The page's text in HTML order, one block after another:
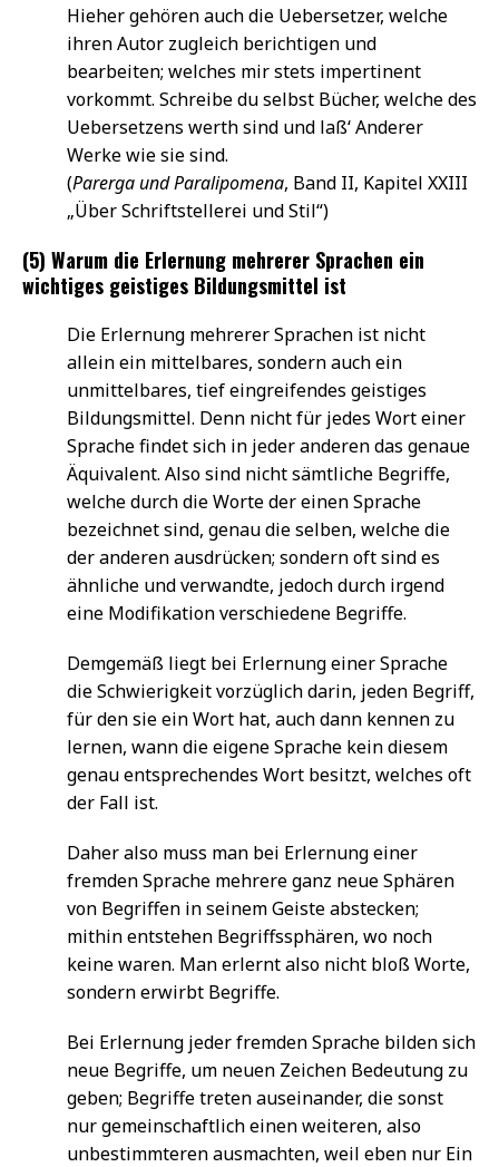
Hieher gehören auch die Uebersetzer, welche
ihren Autor zugleich berichtigen und
bearbeiten; welches mir stets impertinent
vorkommt. Schreibe du selbst Bücher, welche des
Uebersetzens werth sind und laß‘ Anderer
Werke wie sie sind.
(Parerga und Paralipomena, Band II, Kapitel XXIII
„Über Schriftstellerei und Stil“)
(5) Warum die Erlernung mehrerer Sprachen ein
wichtiges geistiges Bildungsmittel ist
Die Erlernung mehrerer Sprachen ist nicht
allein ein mittelbares, sondern auch ein
unmittelbares, tief eingreifendes geistiges
Bildungsmittel. Denn nicht für jedes Wort einer
Sprache findet sich in jeder anderen das genaue
Äquivalent. Also sind nicht sämtliche Begriffe,
welche durch die Worte der einen Sprache
bezeichnet sind, genau die selben, welche die
der anderen ausdrücken; sondern oft sind es
ähnliche und verwandte, jedoch durch irgend
eine Modifikation verschiedene Begriffe.
Demgemäß liegt bei Erlernung einer Sprache
die Schwierigkeit vorzüglich darin, jeden Begriff,
für den sie ein Wort hat, auch dann kennen zu
lernen, wann die eigene Sprache kein diesem
genau entsprechendes Wort besitzt, welches oft
der Fall ist.
Daher also muss man bei Erlernung einer
fremden Sprache mehrere ganz neue Sphären
von Begriffen in seinem Geiste abstecken;
mithin entstehen Begriffssphären, wo noch
keine waren. Man erlernt also nicht bloß Worte,
sondern erwirbt Begriffe.
Bei Erlernung jeder fremden Sprache bilden sich
neue Begriffe, um neuen Zeichen Bedeutung zu
geben; Begriffe treten auseinander, die sonst
nur gemeinschaftlich einen weiteren, also
unbestimmteren ausmachten, weil eben nur Ein